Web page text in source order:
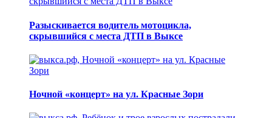
Разыскивается водитель мотоцикла,
скрывшийся с места ДТП в Выксе
Ночной «концерт» на ул. Красные Зори